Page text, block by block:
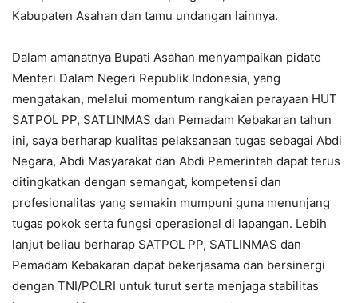
Kabupaten Asahan dan tamu undangan lainnya.
Dalam amanatnya Bupati Asahan menyampaikan pidato
Menteri Dalam Negeri Republik Indonesia, yang
mengatakan, melalui momentum rangkaian perayaan HUT
SATPOL PP, SATLINMAS dan Pemadam Kebakaran tahun
ini, saya berharap kualitas pelaksanaan tugas sebagai Abdi
Negara, Abdi Masyarakat dan Abdi Pemerintah dapat terus
ditingkatkan dengan semangat, kompetensi dan
profesionalitas yang semakin mumpuni guna menunjang
tugas pokok serta fungsi operasional di lapangan. Lebih
lanjut beliau berharap SATPOL PP, SATLINMAS dan
Pemadam Kebakaran dapat bekerjasama dan bersinergi
dengan TNI/POLRI untuk turut serta menjaga stabilitas